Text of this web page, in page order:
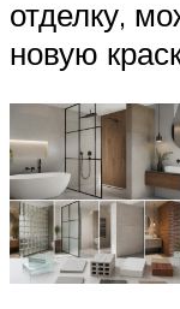
отделку,
новую